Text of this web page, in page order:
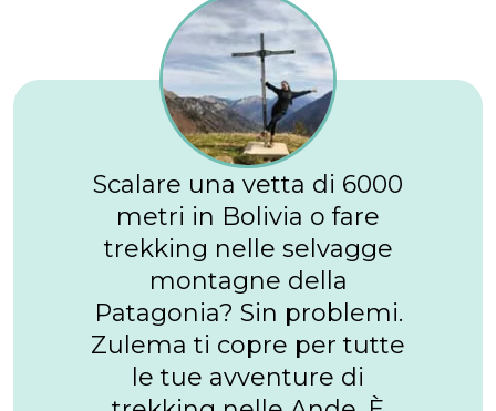
Scalare una vetta di 6000
metri in Bolivia o fare
trekking nelle selvagge
montagne della
Patagonia? Sin problemi.
Zulema ti copre per tutte
le tue avventure di